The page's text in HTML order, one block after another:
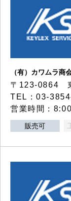
（有）カワムラ商
〒123-0864
TEL：03-
営業時間：
販売可